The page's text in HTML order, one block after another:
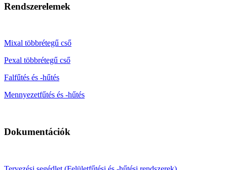
Rendszerelemek
Mixal többrétegű cső
Pexal többrétegű cső
Falfűtés és -hűtés
Mennyezetfűtés és -hűtés
Dokumentációk